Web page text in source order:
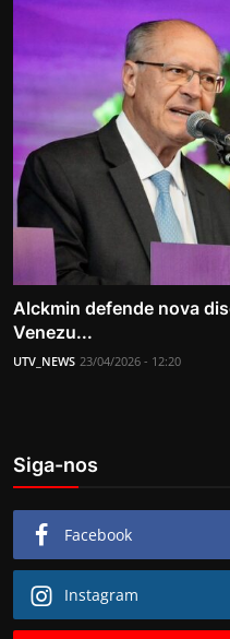
Alckmin defende nova
Venezu...
UTV_NEWS 23/04/2026 - 12:20
Siga-nos
Facebook
Instagram